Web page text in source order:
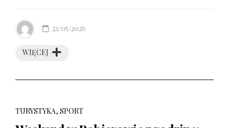
WIĘCEJ
22/05/2026
TURYSTYKA, SPORT